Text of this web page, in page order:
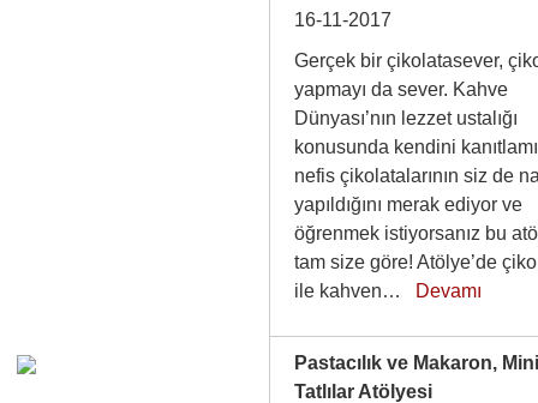
16-11-2017
Gerçek bir çikolatasever,
yapmayı da sever. Kahve
Dünyası’nın lezzet ustalığı
konusunda kendini
nefis çikolatalarının siz de
yapıldığını merak ediyor ve
öğrenmek istiyorsanız bu
tam size göre! Atölye’de
ile kahven… Devamı
Pastacılık ve Makaron,
Tatlılar Atölyesi